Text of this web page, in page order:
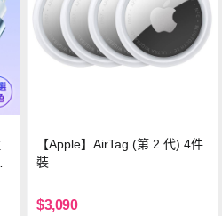
【Apple】AirTag (第 2 代) 4件
裝
$3,090